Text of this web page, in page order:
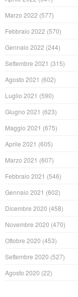
Marzo 2022 (577)
Febbraio 2022 (570)
Gennaio 2022 (244)
Settembre 2021 (315)
Agosto 2021 (602)
Luglio 2021 (590)
Giugno 2021 (623)
Maggio 2021 (675)
Aprile 2021 (605)
Marzo 2021 (607)
Febbraio 2021 (546)
Gennaio 2021 (602)
Dicembre 2020 (458)
Novembre 2020 (470)
Ottobre 2020 (453)
Settembre 2020 (527)
Agosto 2020 (22)